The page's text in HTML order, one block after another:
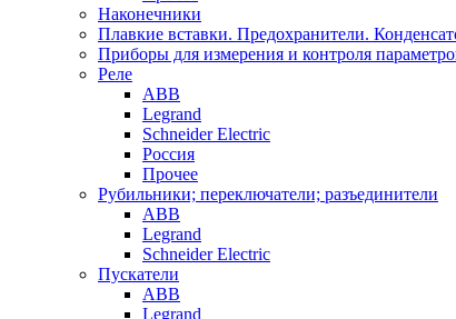
Наконечники
Плавкие вставки. Предохранители.
Приборы для измерения и контроля
Реле
ABB
Legrand
Schneider Electric
Россия
Прочее
Рубильники; переключатели; разъединители
ABB
Legrand
Schneider Electric
Пускатели
ABB
Legrand